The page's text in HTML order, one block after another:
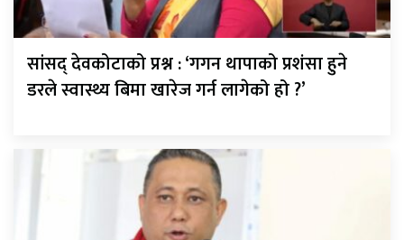
सांसद् देवकोटाको प्रश्न : ‘गगन थापाको प्रशंसा हुने
डरले स्वास्थ्य बिमा खारेज गर्न लागेको हो ?’